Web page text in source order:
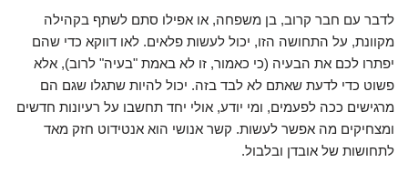
לדבר עם חבר קרוב, בן משפחה, או אפילו סתם לשתף בקהילה
מקוונת, על התחושה הזו, יכול לעשות פלאים. לאו דווקא כדי שהם
יפתרו לכם את הבעיה (כי כאמור, זו לא באמת "בעיה" לרוב), אלא
פשוט כדי לדעת שאתם לא לבד בזה. יכול להיות שתגלו שגם הם
מרגישים ככה לפעמים, ומי יודע, אולי יחד תחשבו על רעיונות חדשים
ומצחיקים מה אפשר לעשות. קשר אנושי הוא אנטידוט חזק מאד
לתחושות של אובדן ובלבול.